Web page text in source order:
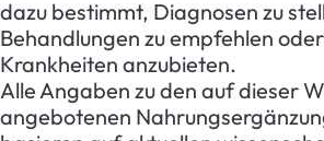
dazu bestimmt, Diagnosen zu
Behandlungen zu empfehlen
Krankheiten anzubieten.
Alle Angaben zu den auf dieser
angebotenen